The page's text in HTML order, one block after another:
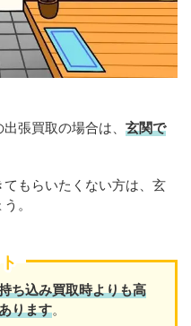
張買取の場合は、 玄関で
もらいたくない方は、玄
。
ち込み買取時よりも高
ります。